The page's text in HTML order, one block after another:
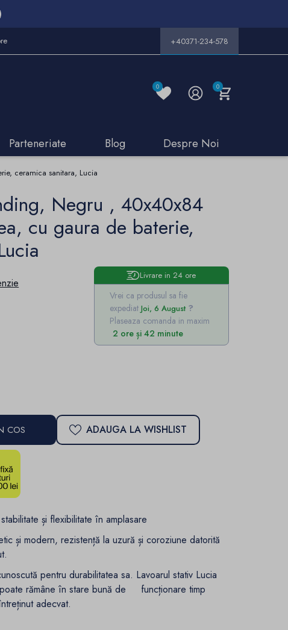
+40371-234-578
0 0
Parteneriate Blog Despre Noi
ceramica sanitara, Lucia
Negru , 40x40x84
cu gaura de baterie,
Livrare in 24 ore
Vrei ca produsul sa fie
expediat Joi, 6 August
Plaseaza comanda in maxim
2 ore și 42 minute
COS ADAUGA LA WISHLIST
și flexibilitate în amplasare
și modern, rezistență la uzură și coroziune datorită
pentru durabilitatea sa. Lavoarul stativ Lucia
rămâne în stare bună de funcționare timp
adecvat.